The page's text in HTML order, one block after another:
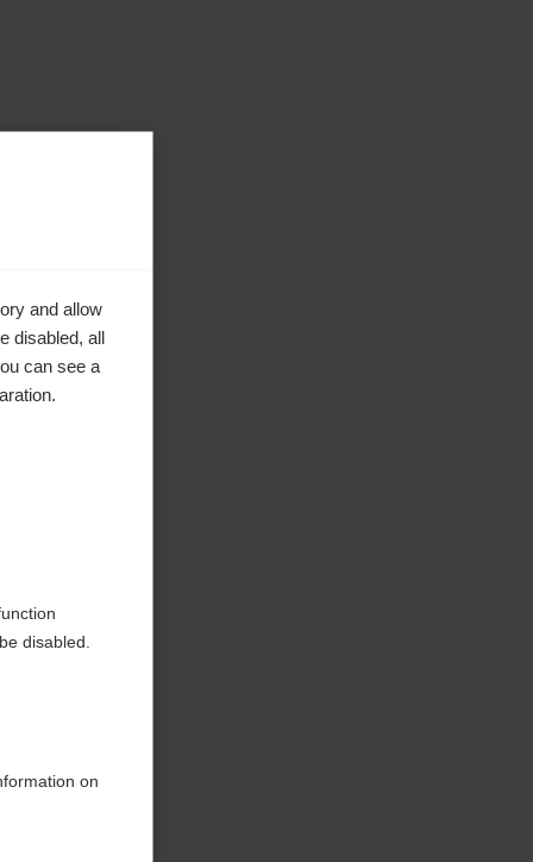
and allow
disabled, all
can see a
disabled.
on